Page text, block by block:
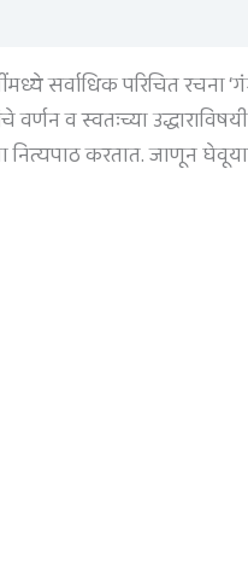
सर्वाधिक परिचित रचना
व स्वतःच्या
नित्यपाठ करतात. जाणून